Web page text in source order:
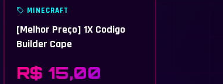
MINECRAFT
[Melhor Preço] 1X Codigo
Builder Cape
R$ 15,00